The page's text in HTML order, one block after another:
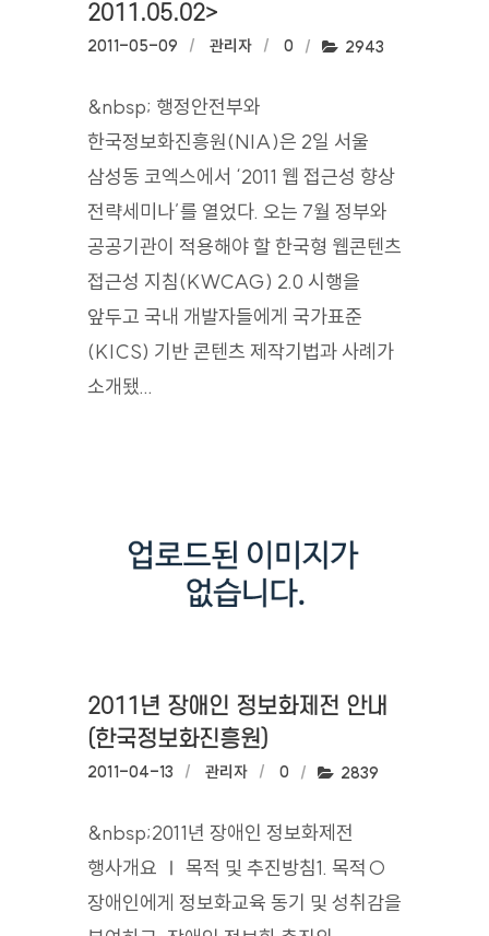
2011.05.02>
작성일:
2011-05-09 작성자:
관리자 댓글수:
0 조회수:
2943
&nbsp; 행정안전부와
한국정보화진흥원(NIA)은 2일 서울
삼성동 코엑스에서 ‘2011 웹 접근성 향상
전략세미나’를 열었다. 오는 7월 정부와
공공기관이 적용해야 할 한국형 웹콘텐츠
접근성 지침(KWCAG) 2.0 시행을
앞두고 국내 개발자들에게 국가표준
(KICS) 기반 콘텐츠 제작기법과 사례가
소개됐...
2011년 장애인 정보화제전 안내
(한국정보화진흥원)
작성일:
2011-04-13 작성자:
관리자 댓글수:
0 조회수:
2839
&nbsp;2011년 장애인 정보화제전
행사개요 Ⅰ 목적 및 추진방침1. 목적○
장애인에게 정보화교육 동기 및 성취감을